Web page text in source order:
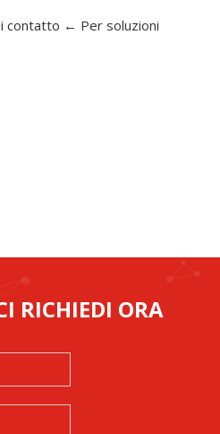
contatto ← Per soluzioni
RICHIEDI ORA